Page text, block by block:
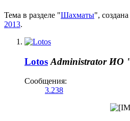
Тема в разделе "Шахматы",
2013.
Lotos Administrator ИО
Сообщения:
3.238